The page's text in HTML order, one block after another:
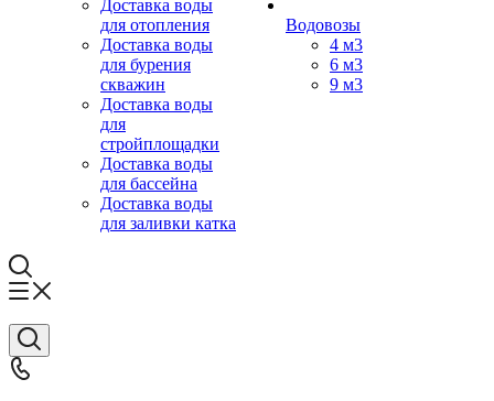
Доставка воды
для отопления
Доставка воды
для бурения
скважин
Доставка воды
для
стройплощадки
Доставка воды
для бассейна
Доставка воды
для заливки катка
Водовозы
4 м3
6 м3
9 м3